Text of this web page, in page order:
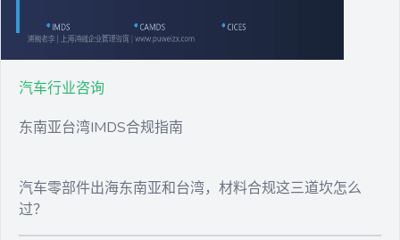
汽车行业咨询
东南亚台湾IMDS合规指南
汽车零部件出海东南亚和台湾，材料合规这三道坎怎么
过？